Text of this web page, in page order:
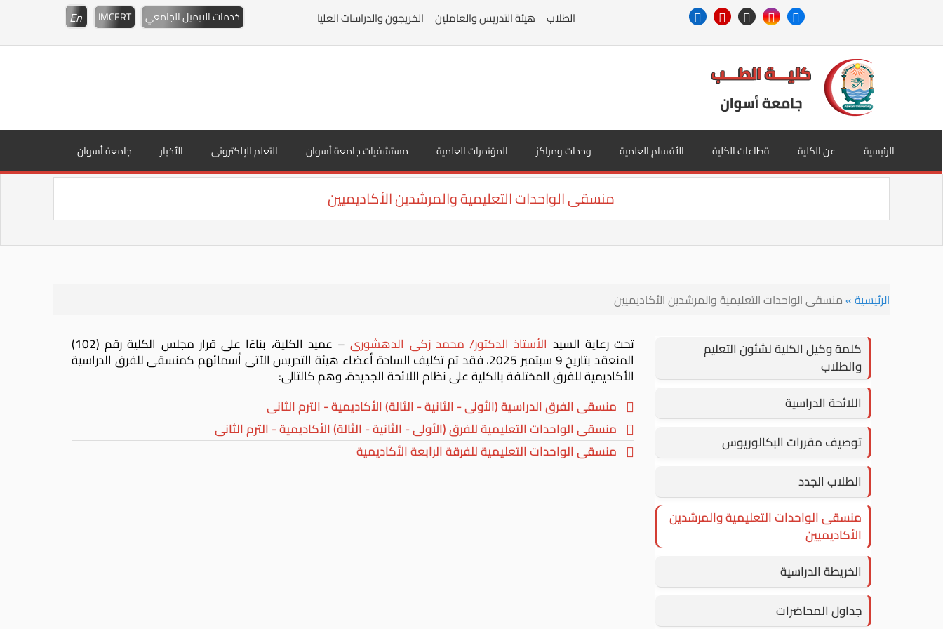
En خدمات الايميل الجامعي IMCERT الخريجون والدراسات العليا هيئة التدريس والعاملين الطلاب
جامعة أسوان الأخبار التعلم الإلكترونى مستشفيات جامعة أسوان المؤتمرات العلمية وحدات ومراكز الأقسام العلمية قطاعات الكلية عن الكلية الرئيسية
منسقى الواحدات التعليمية والمرشدين الأكاديميين
الرئيسية»منسقى الواحدات التعليمية والمرشدين الأكاديميين
تحت رعاية السيد الأستاذ الدكتور/ محمد زكى الدهشورى – عميد الكلية، بناءًا على قرار مجلس الكلية رقم (102)
المنعقد بتاريخ 9 سبتمبر 2025، فقد تم تكليف السادة أعضاء هيئة التدريس الآتى أسمائهم كمنسقى للفرق الدراسية
الأكاديمية للفرق المختلفة بالكلية على نظام اللائحة الجديدة، وهم كالتالى:
منسقى الفرق الدراسية (الأولى - الثانية - الثالة) الأكاديمية - الترم الثانى
منسقى الواحدات التعليمية للفرق (الأولى - الثانية - الثالة) الأكاديمية - الترم الثانى
منسقى الواحدات التعليمية للفرقة الرابعة الأكاديمية
كلمة وكيل الكلية لشئون التعليم
والطلاب
اللائحة الدراسية
توصيف مقررات البكالوريوس
الطلاب الجدد
منسقى الواحدات التعليمية والمرشدين
الأكاديميين
الخريطة الدراسية
جداول المحاضرات